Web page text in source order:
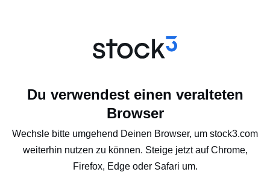
Du verwendest einen veralteten
Browser
Wechsle bitte umgehend Deinen Browser, um stock3.com
weiterhin nutzen zu können. Steige jetzt auf Chrome,
Firefox, Edge oder Safari um.